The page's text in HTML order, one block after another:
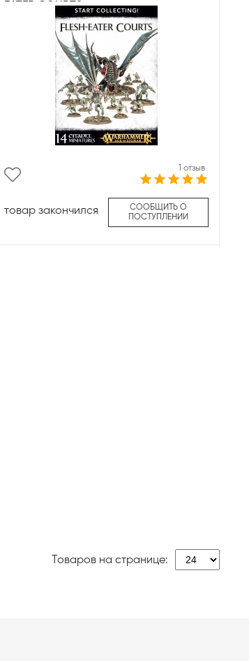
EATER COURTS
1 отзыв
товар закончился
СООБЩИТЬ О
ПОСТУПЛЕНИИ
Товаров на странице: